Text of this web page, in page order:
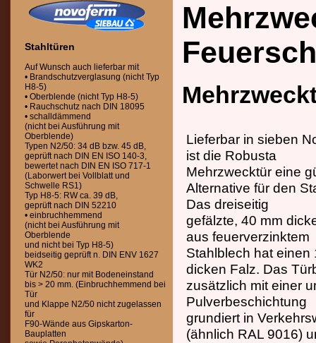
Stahltüren
Auf Wunsch auch lieferbar mit
• Brandschutzverglasung (nicht Typ
H8-5)
• Oberblende (nicht Typ H8-5)
• Rauchschutz nach DIN 18095
• schalldämmend
(nicht bei Ausführung mit
Oberblende)
Typen N2/50: 34 dB bzw. 45 dB,
geprüft nach DIN EN ISO 140-3,
bewertet nach DIN EN ISO 717-1
(Laborwert bei Vollblatt und
Schwelle RS1)
Typ H8-5: RW ca. 39 dB,
geprüft nach DIN 52210
• einbruchhemmend
(nicht bei Ausführung mit
Oberblende
und nicht bei Typ H8-5)
beidseitig geprüft n. DIN ENV 1627
WK2
Tür N2/50: nur mit Bodeneinstand
bis > 20 mm. (Einbruchhemmend bei
Tür
und Klappe N2/50 nicht zugelassen
für
F90-Wände aus Gipskarton-
Bauplatten
Lieferbar in sieben
ist die Robusta
Mehrzwecktür eine
Alternative für den
Das dreiseitig
gefälzte, 40 mm
aus feuerverzinktem
Stahlblech hat einen
dicken Falz. Das
zusätzlich mit einer
Pulverbeschichtung
grundiert in
(ähnlich RAL 9016)